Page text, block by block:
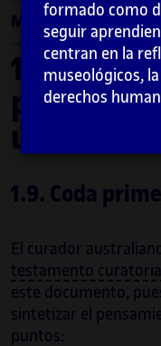
Menú
1. ¿Qué
para qué
un artista?
1.9. Coda
El curador
testamento curatorial
este documento,
sintetizar el
puntos:
formado como
seguir
centran en la
museológicos,
derechos